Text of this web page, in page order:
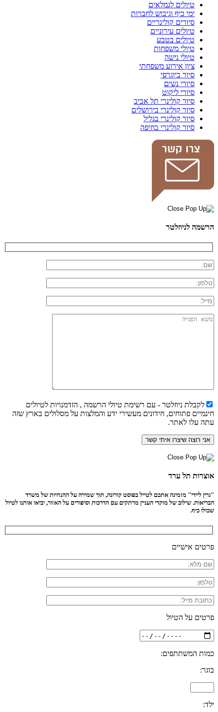
טיולים לגמלאים
ימי כיף וגיבוש לחברות
סיורים קולינריים
טיולים עירוניים
טיולים בטבע
טיולי משפחות
טיולי נישה
ציון אירוע משפחתי
סיור ביוגרפי
סיורי נשים
סיורי ליקוט
סיור קולינרי תל אביב
סיור קולינרי בירושלים
סיור קולינרי בגליל
סיור קולינרי בחיפה
הרשמה לניוזלטר
לקבלת ניוזלטר - עם רשימת טיולי הרשמה , הזדמנויות לטיולים
חינמיים פתוחים, חידונים מעשירי ידע והמלצות על מסלולים בארץ שזה
עתה עלו לאתר.
אוצרות תל ערד
"גרין ליידי" מזמינה אתכם לטייל בפוסט קורונה, תוך שמירה על ההנחיות של משרד
הבריאות. שילוב של מוקדי העניין מרתקים עם הדרכות וסיפורים על האזור, יביאו אותנו לטיול
שכולו כיף.
פרטים אישיים
פרטים על הטיול
כמות המשתתפים:
בוגר:
ילד: